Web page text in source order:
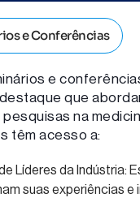
e Conferências
e
que
na
têm acesso a:
Líderes da Indústria:
suas experiências e